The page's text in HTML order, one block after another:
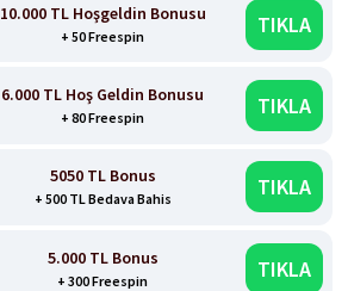
10.000 TL Hoşgeldin Bonusu
+ 50 Freespin TIKLA
6.000 TL Hoş Geldin Bonusu
+ 80 Freespin TIKLA
5050 TL Bonus
+ 500 TL Bedava Bahis TIKLA
5.000 TL Bonus
+ 300 Freespin TIKLA